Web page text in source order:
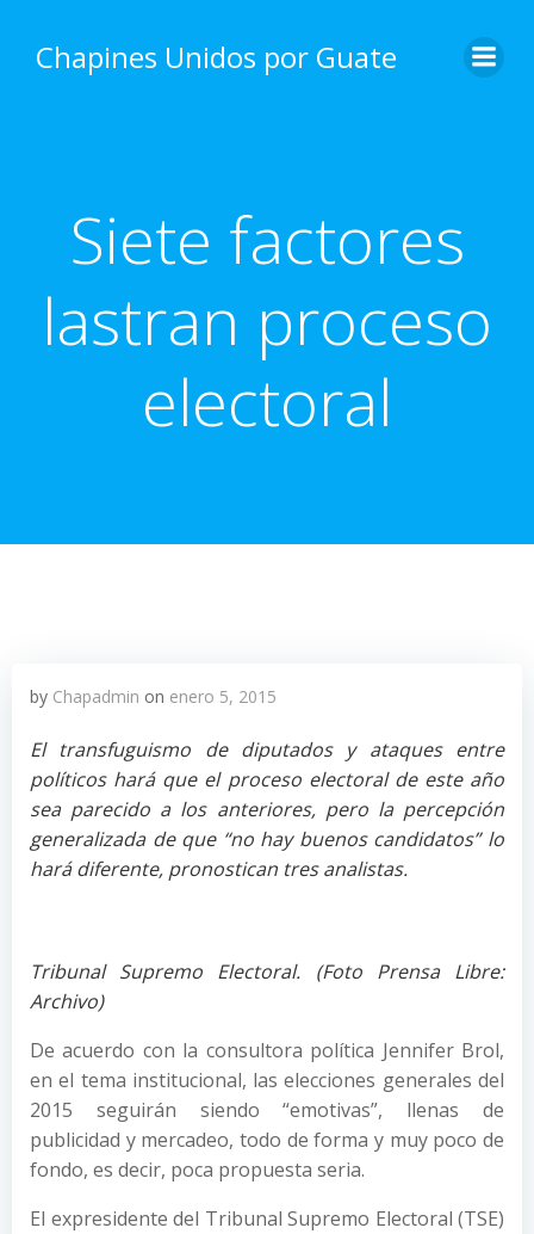
content
Chapines Unidos por Guate
Siete factores
lastran proceso
electoral
by Chapadmin on enero 5, 2015
El transfuguismo de diputados y ataques entre
políticos hará que el proceso electoral de este año
sea parecido a los anteriores, pero la percepción
generalizada de que “no hay buenos candidatos” lo
hará diferente, pronostican tres analistas.
Tribunal Supremo Electoral. (Foto Prensa Libre:
Archivo)
De acuerdo con la consultora política Jennifer Brol,
en el tema institucional, las elecciones generales del
2015 seguirán siendo “emotivas”, llenas de
publicidad y mercadeo, todo de forma y muy poco de
fondo, es decir, poca propuesta seria.
El expresidente del Tribunal Supremo Electoral (TSE)